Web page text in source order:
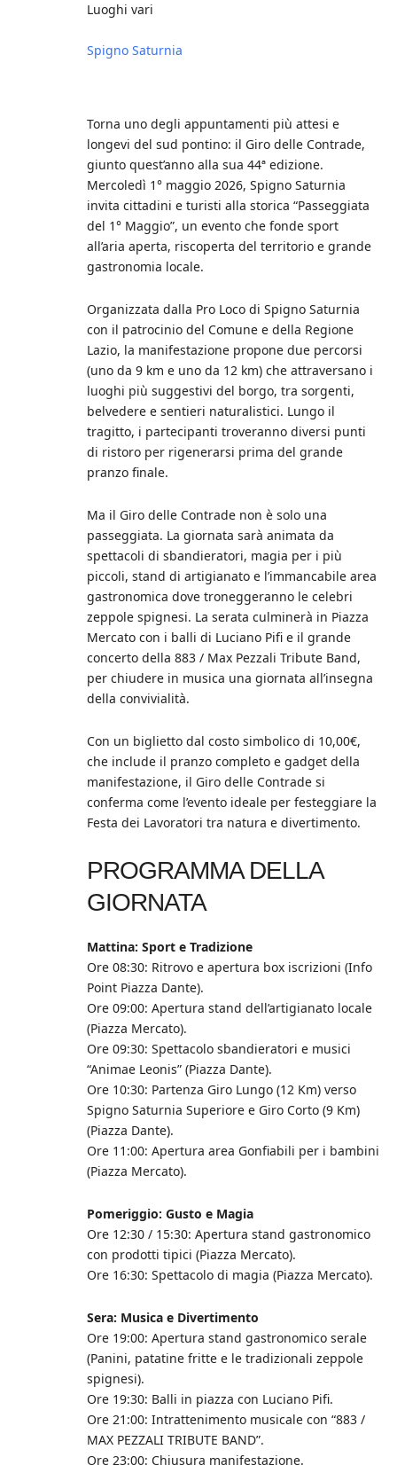
Luoghi vari
Spigno Saturnia
Torna uno degli appuntamenti più attesi e
longevi del sud pontino: il Giro delle Contrade,
giunto quest’anno alla sua 44ª edizione.
Mercoledì 1° maggio 2026, Spigno Saturnia
invita cittadini e turisti alla storica “Passeggiata
del 1° Maggio”, un evento che fonde sport
all’aria aperta, riscoperta del territorio e grande
gastronomia locale.
Organizzata dalla Pro Loco di Spigno Saturnia
con il patrocinio del Comune e della Regione
Lazio, la manifestazione propone due percorsi
(uno da 9 km e uno da 12 km) che attraversano i
luoghi più suggestivi del borgo, tra sorgenti,
belvedere e sentieri naturalistici. Lungo il
tragitto, i partecipanti troveranno diversi punti
di ristoro per rigenerarsi prima del grande
pranzo finale.
Ma il Giro delle Contrade non è solo una
passeggiata. La giornata sarà animata da
spettacoli di sbandieratori, magia per i più
piccoli, stand di artigianato e l’immancabile area
gastronomica dove troneggeranno le celebri
zeppole spignesi. La serata culminerà in Piazza
Mercato con i balli di Luciano Pifi e il grande
concerto della 883 / Max Pezzali Tribute Band,
per chiudere in musica una giornata all’insegna
della convivialità.
Con un biglietto dal costo simbolico di 10,00€,
che include il pranzo completo e gadget della
manifestazione, il Giro delle Contrade si
conferma come l’evento ideale per festeggiare la
Festa dei Lavoratori tra natura e divertimento.
PROGRAMMA DELLA
GIORNATA
Mattina: Sport e Tradizione
Ore 08:30: Ritrovo e apertura box iscrizioni (Info
Point Piazza Dante).
Ore 09:00: Apertura stand dell’artigianato locale
(Piazza Mercato).
Ore 09:30: Spettacolo sbandieratori e musici
“Animae Leonis” (Piazza Dante).
Ore 10:30: Partenza Giro Lungo (12 Km) verso
Spigno Saturnia Superiore e Giro Corto (9 Km)
(Piazza Dante).
Ore 11:00: Apertura area Gonfiabili per i bambini
(Piazza Mercato).
Pomeriggio: Gusto e Magia
Ore 12:30 / 15:30: Apertura stand gastronomico
con prodotti tipici (Piazza Mercato).
Ore 16:30: Spettacolo di magia (Piazza Mercato).
Sera: Musica e Divertimento
Ore 19:00: Apertura stand gastronomico serale
(Panini, patatine fritte e le tradizionali zeppole
spignesi).
Ore 19:30: Balli in piazza con Luciano Pifi.
Ore 21:00: Intrattenimento musicale con “883 /
MAX PEZZALI TRIBUTE BAND”.
Ore 23:00: Chiusura manifestazione.